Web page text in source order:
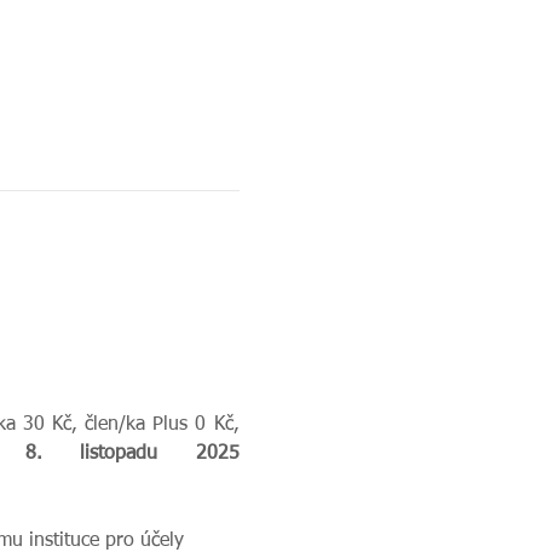
30 Kč, člen/ka Plus 0 Kč,
Je třeba se přihlásit do neděle 8. listopadu 2025
instituce pro účely